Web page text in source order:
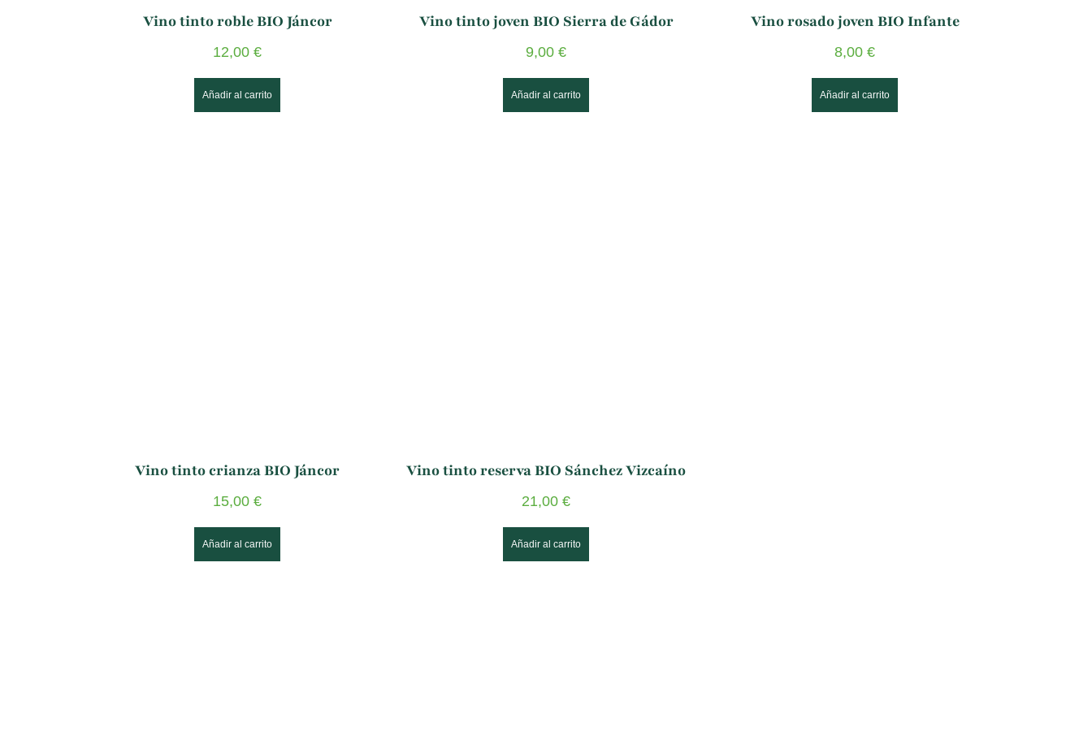
Vino tinto roble BIO Jáncor
12,00 €
Añadir al carrito
Vino tinto joven BIO Sierra de Gádor
9,00 €
Añadir al carrito
Vino rosado joven BIO Infante
8,00 €
Añadir al carrito
Vino tinto crianza BIO Jáncor
15,00 €
Añadir al carrito
Vino tinto reserva BIO Sánchez Vizcaíno
21,00 €
Añadir al carrito